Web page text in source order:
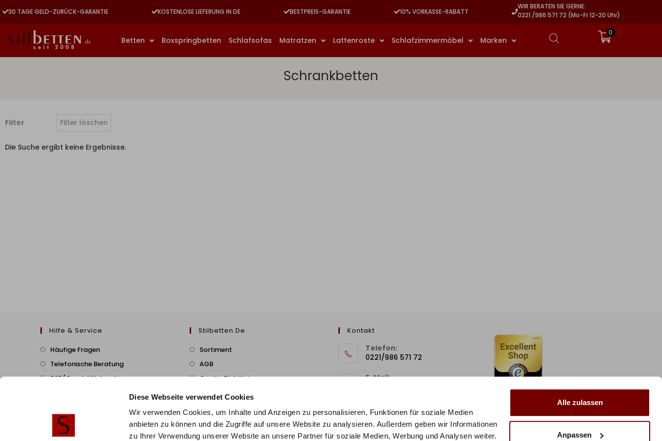
Diese Webseite verwendet Cookies
Wir verwenden Cookies, um Inhalte und Anzeigen zu personalisieren, Funktionen für soziale Medien
anbieten zu können und die Zugriffe auf unsere Website zu analysieren. Außerdem geben wir Informationen
zu Ihrer Verwendung unserer Website an unsere Partner für soziale Medien, Werbung und Analysen weiter.
Alle zulassen
Anpassen
30 TAGE GELD-ZURÜCK-GARANTIE KOSTENLOSE LIEFERUNG IN DE BESTPREIS-GARANTIE 10% VORKASSE-RABATT
WIR BERATEN SIE GERNE:
0221 /986 571 72 (Mo-Fr 12-20 Uhr)
Betten Boxspringbetten Schlafsofas Matratzen Lattenroste Schlafzimmermöbel Marken
0
Schrankbetten
Filter Filter löschen
Die Suche ergibt keine Ergebnisse.
Hilfe & Service
Häufige Fragen
Telefonische Beratung
B2B/Geschäftskunden
Widerruf & Rückversand
Stilbetten.de
Sortiment
AGB
Cookie Richtlinie
Kontakt
Telefon:
0221/986 571 72
E-Mail